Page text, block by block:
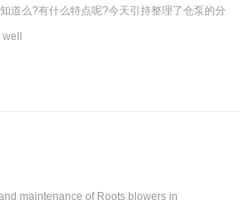
么?有什么特点呢?今天引持整理了仓泵的分
maintenance of Roots blowers in